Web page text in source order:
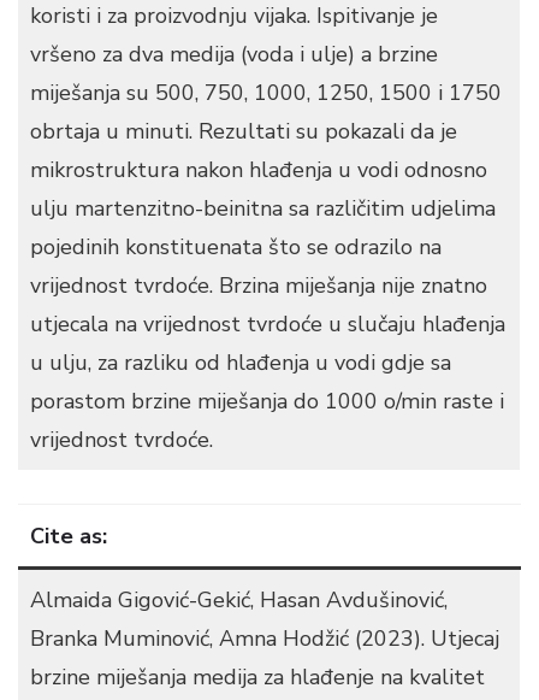
koristi i za proizvodnju vijaka. Ispitivanje je
vršeno za dva medija (voda i ulje) a brzine
miješanja su 500, 750, 1000, 1250, 1500 i 1750
obrtaja u minuti. Rezultati su pokazali da je
mikrostruktura nakon hlađenja u vodi odnosno
ulju martenzitno-beinitna sa različitim udjelima
pojedinih konstituenata što se odrazilo na
vrijednost tvrdoće. Brzina miješanja nije znatno
utjecala na vrijednost tvrdoće u slučaju hlađenja
u ulju, za razliku od hlađenja u vodi gdje sa
porastom brzine miješanja do 1000 o/min raste i
vrijednost tvrdoće.
Cite as:
Almaida Gigović-Gekić, Hasan Avdušinović,
Branka Muminović, Amna Hodžić (2023). Utjecaj
brzine miješanja medija za hlađenje na kvalitet